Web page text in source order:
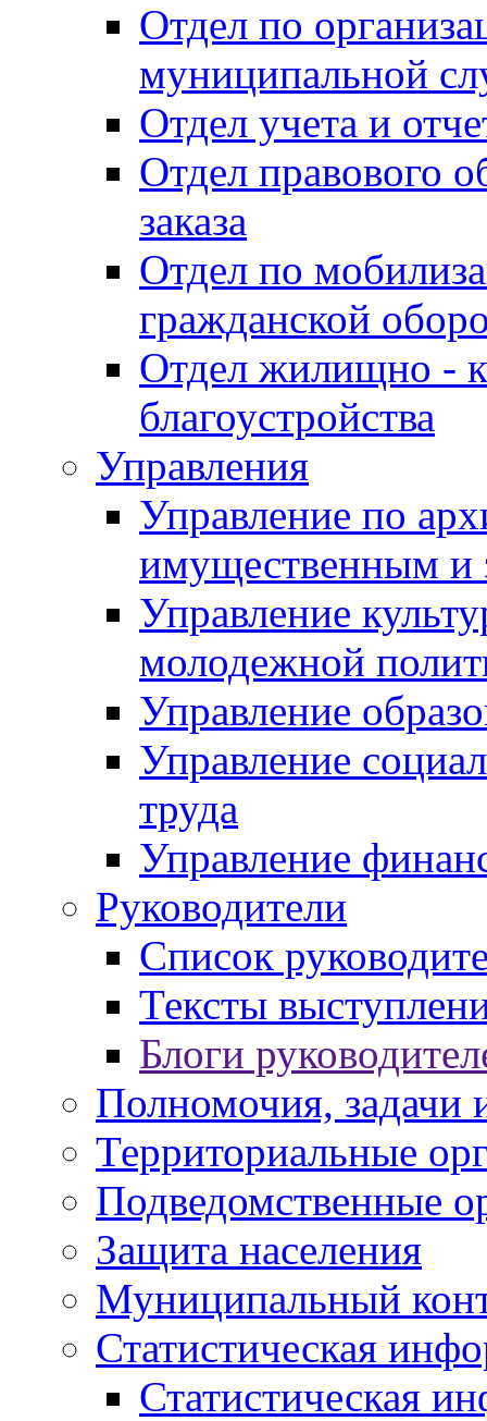
Отдел по
муниципальной
Отдел учета и
Отдел правового
заказа
Отдел по
гражданской
Отдел жилищно -
благоустройства
Управления
Управление по
имущественным и
Управление
молодежной
Управление
Управление
труда
Управление
Руководители
Список
Тексты
Блоги
Полномочия, задачи
Территориальные
Подведомственные
Защита населения
Муниципальный
Статистическая
Статистическая